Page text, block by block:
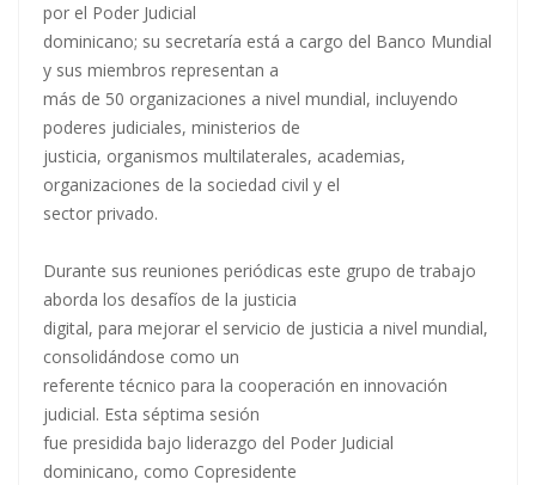
por el Poder Judicial
dominicano; su secretaría está a cargo del Banco Mundial
y sus miembros representan a
más de 50 organizaciones a nivel mundial, incluyendo
poderes judiciales, ministerios de
justicia, organismos multilaterales, academias,
organizaciones de la sociedad civil y el
sector privado.
Durante sus reuniones periódicas este grupo de trabajo
aborda los desafíos de la justicia
digital, para mejorar el servicio de justicia a nivel mundial,
consolidándose como un
referente técnico para la cooperación en innovación
judicial. Esta séptima sesión
fue presidida bajo liderazgo del Poder Judicial
dominicano, como Copresidente